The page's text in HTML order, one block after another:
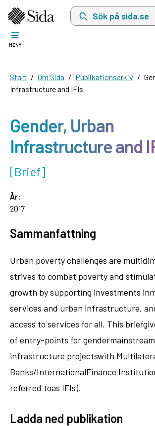
Sök på sida.se,
MENY
Start Om Sida Publikationsarkiv
Infrastructure and IFIs
Gender, Urban
Infrastructure and
[Brief]
År:
2017
Sammanfattning
Urban poverty challenges are
strives to combat poverty and
growth by supporting investments
services and urban infrastructure,
access to services for all. This
of entry-points for
infrastructure projectswith
Banks/InternationalFinance
referred toas IFIs).
Ladda ned publikation